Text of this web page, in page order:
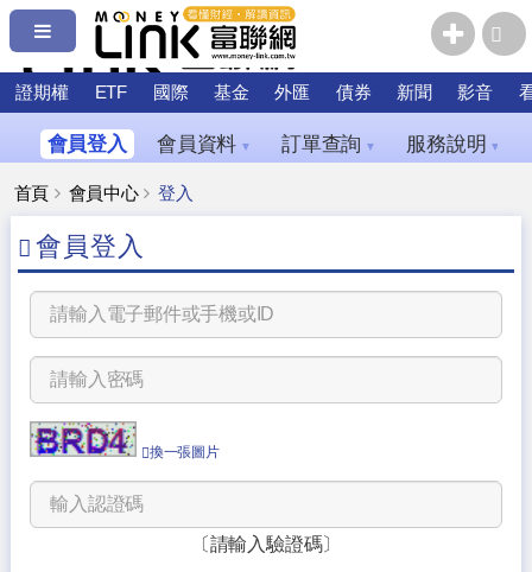
證期權 ETF 國際 基金 外匯 債券 新聞 影音
會員登入 會員資料 ▼ 訂單查詢 ▼ 服務說明 ▼
首頁 會員中心 登入
會員登入
換一張圖片
〔請輸入驗證碼〕